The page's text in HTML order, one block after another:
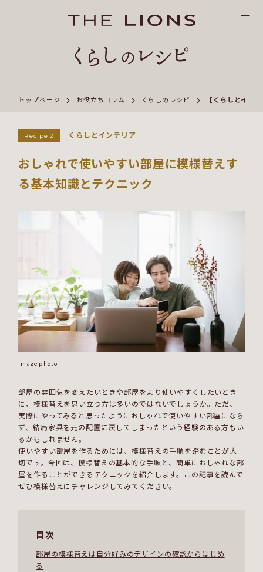
トップページ お役立ちコラム くらしのレシピ 【くらしとイン
Recipe 2 くらしとインテリア
おしゃれで使いやすい部屋に模様替えす
る基本知識とテクニック
Image photo
部屋の雰囲気を変えたいときや部屋をより使いやすくしたいとき
に、模様替えを思い立つ方は多いのではないでしょうか。ただ、
実際にやってみると思ったようにおしゃれで使いやすい部屋になら
ず、結局家具を元の配置に戻してしまったという経験のある方もい
るかもしれません。
使いやすい部屋を作るためには、模様替えの手順を踏むことが大
切です。今回は、模様替えの基本的な手順と、簡単におしゃれな部
屋を作ることができるテクニックを紹介します。この記事を読んで
ぜひ模様替えにチャレンジしてみてください。
目次
部屋の模様替えは自分好みのデザインの確認からはじめ
る